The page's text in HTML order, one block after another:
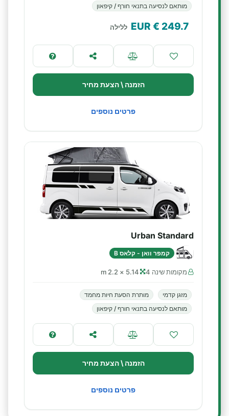
מותאם לנסיעה בתנאי חורף / קיפאון
249.7
€ EUR ללילה
הזמנה \ הצעת מחיר
פרטים נוספים
Urban Standard
קמפר וואן - קלאס B
מקומות שינה 4 5.14 × 2.2 m
מזגן קדמי
מותרת הסעת חיות מחמד
מותאם לנסיעה בתנאי חורף / קיפאון
הזמנה \ הצעת מחיר
פרטים נוספים